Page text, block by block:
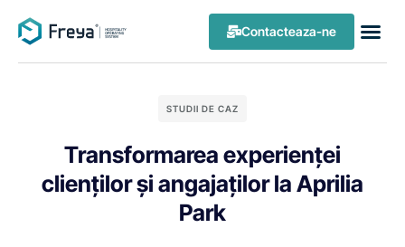
Contacteaza-ne
STUDII DE CAZ
Transformarea experienței
clienților și angajaților la Aprilia
Park